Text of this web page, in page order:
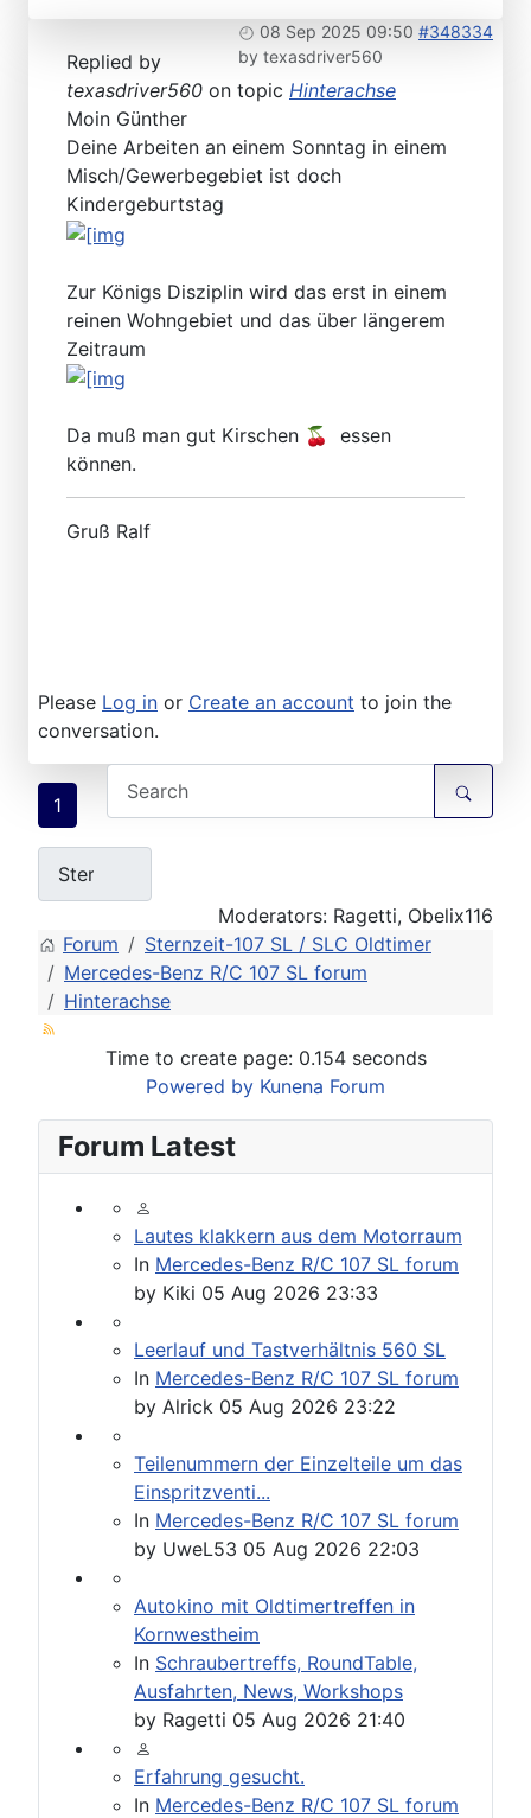
08 Sep 2025 09:50 #348334
by texasdriver560
Replied by
texasdriver560 on topic Hinterachse
Moin Günther
Deine Arbeiten an einem Sonntag in einem
Misch/Gewerbegebiet ist doch
Kindergeburtstag
Zur Königs Disziplin wird das erst in einem
reinen Wohngebiet und das über längerem
Zeitraum
Da muß man gut Kirschen 🍒 essen
können.
Gruß Ralf
Please Log in or Create an account to join the
conversation.
1
Moderators: Ragetti, Obelix116
Forum
Sternzeit-107 SL / SLC Oldtimer
Mercedes-Benz R/C 107 SL forum
Hinterachse
Time to create page: 0.154 seconds
Powered by Kunena Forum
Forum Latest
Lautes klakkern aus dem Motorraum
In Mercedes-Benz R/C 107 SL forum
by Kiki 05 Aug 2026 23:33
Leerlauf und Tastverhältnis 560 SL
In Mercedes-Benz R/C 107 SL forum
by Alrick 05 Aug 2026 23:22
Teilenummern der Einzelteile um das
Einspritzventi...
In Mercedes-Benz R/C 107 SL forum
by UweL53 05 Aug 2026 22:03
Autokino mit Oldtimertreffen in
Kornwestheim
In Schraubertreffs, RoundTable,
Ausfahrten, News, Workshops
by Ragetti 05 Aug 2026 21:40
Erfahrung gesucht.
In Mercedes-Benz R/C 107 SL forum